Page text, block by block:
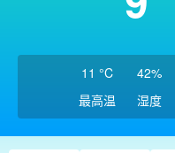
11 °C
最高温
42%
湿度